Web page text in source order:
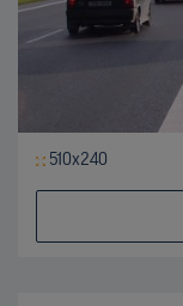
510x240